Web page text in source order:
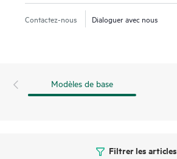
Contactez-nous Dialoguer avec nous
Modèles de base
Filtrer les articles